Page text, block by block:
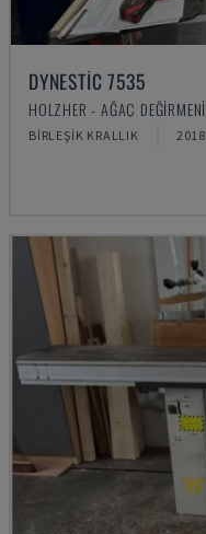
DYNESTIC 7535
HOLZHER - AĞAÇ DEĞIRMENI
BIRLEŞIK KRALLIK 2018